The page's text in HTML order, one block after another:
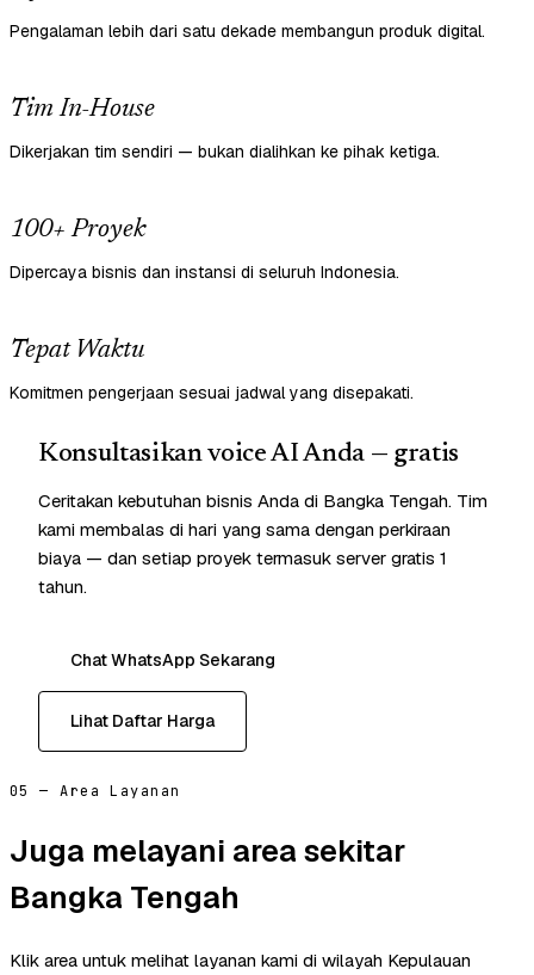
Pengalaman lebih dari satu dekade membangun produk digital.
Tim In-House
Dikerjakan tim sendiri — bukan dialihkan ke pihak ketiga.
100+ Proyek
Dipercaya bisnis dan instansi di seluruh Indonesia.
Tepat Waktu
Komitmen pengerjaan sesuai jadwal yang disepakati.
Konsultasikan voice AI Anda — gratis
Ceritakan kebutuhan bisnis Anda di Bangka Tengah. Tim
kami membalas di hari yang sama dengan perkiraan
biaya — dan setiap proyek termasuk server gratis 1
tahun.
Chat WhatsApp Sekarang
Lihat Daftar Harga
05 — Area Layanan
Juga melayani area sekitar
Bangka Tengah
Klik area untuk melihat layanan kami di wilayah Kepulauan